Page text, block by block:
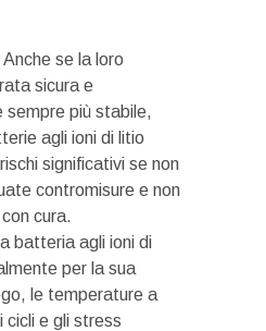
se la loro
sicura e
sempre più stabile,
agli ioni di litio
significativi se non
contromisure e non
cura.
batteria agli ioni di
per la sua
le temperature a
e gli stress